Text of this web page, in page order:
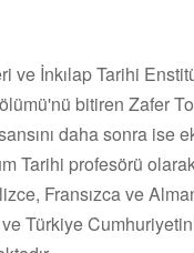
İnkılap Tarihi
bitiren Zafer
daha sonra ise
profesörü
Fransızca ve
Türkiye